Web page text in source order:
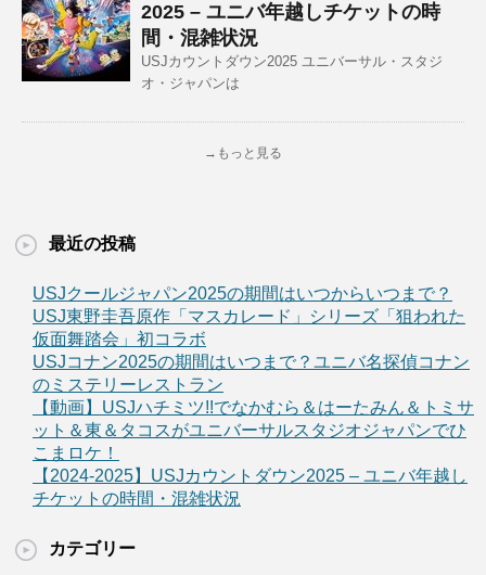
2025 – ユニバ年越しチケットの時
間・混雑状況
USJカウントダウン2025 ユニバーサル・スタジ
オ・ジャパンは
→もっと見る
最近の投稿
USJクールジャパン2025の期間はいつからいつまで？
USJ東野圭吾原作「マスカレード」シリーズ「狙われた
仮面舞踏会」初コラボ
USJコナン2025の期間はいつまで？ユニバ名探偵コナン
のミステリーレストラン
【動画】USJハチミツ!!でなかむら＆はーたみん＆トミサ
ット＆東＆タコスがユニバーサルスタジオジャパンでひ
こまロケ！
【2024-2025】USJカウントダウン2025 – ユニバ年越し
チケットの時間・混雑状況
カテゴリー